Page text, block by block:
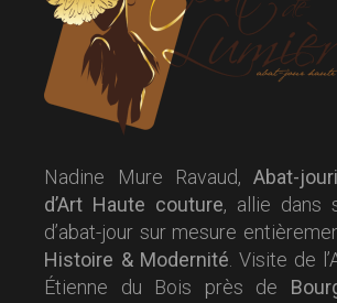
Nadine Mure Ravaud,Abat-
d’Art Haute couture, allie dans
d’abat-jour sur mesure
Histoire & Modernité . Visite de
Étienne du Bois près de